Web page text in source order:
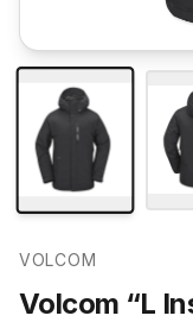
VOLCOM
Volcom “L